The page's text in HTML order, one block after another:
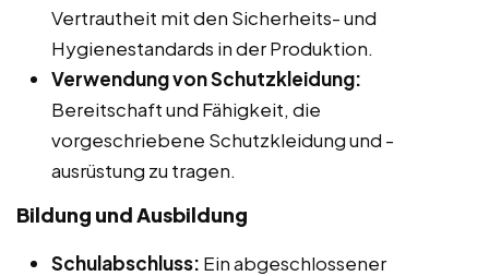
Vertrautheit mit den Sicherheits- und
Hygienestandards in der Produktion.
Verwendung von Schutzkleidung:
Bereitschaft und Fähigkeit, die
vorgeschriebene Schutzkleidung und -
ausrüstung zu tragen.
Bildung und Ausbildung
Schulabschluss: Ein abgeschlossener